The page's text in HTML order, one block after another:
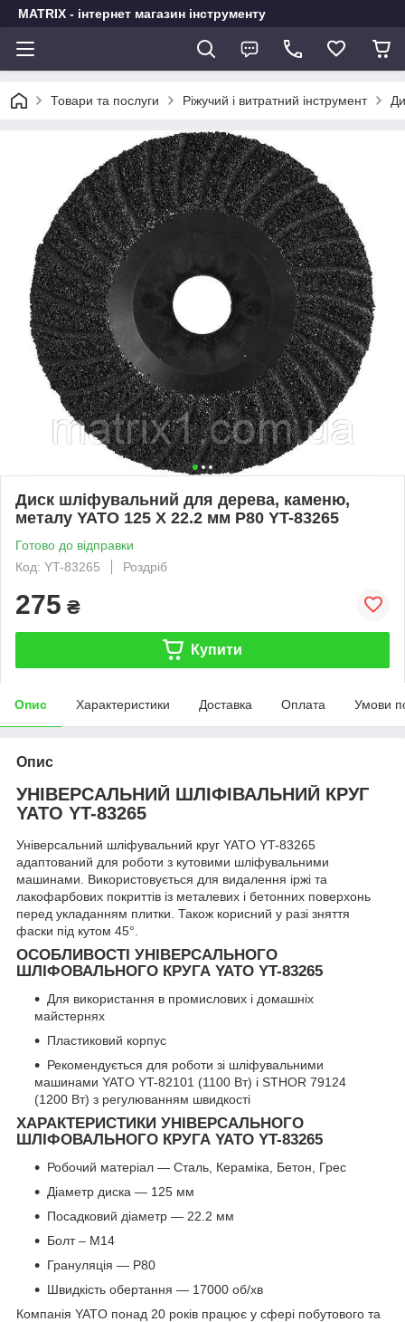
MATRIX - інтернет магазин інструменту
Товари та послуги Ріжучий і витратний інструмент
Диск шліфувальний для дерева, каменю,
металу YATO 125 X 22.2 мм Р80 YT-83265
Готово до відправки
Код: YT-83265
Роздріб
275 ₴
Купити
Опис Характеристики Доставка Оплата Умови
Опис
УНІВЕРСАЛЬНИЙ ШЛІФІВАЛЬНИЙ КРУГ
YATO YT-83265
Універсальний шліфувальний круг YATO YT-83265
адаптований для роботи з кутовими шліфувальними
машинами. Використовується для видалення іржі та
лакофарбових покриттів із металевих і бетонних поверхонь
перед укладанням плитки. Також корисний у разі зняття
фаски під кутом 45°.
ОСОБЛИВОСТІ УНІВЕРСАЛЬНОГО
ШЛІФОВАЛЬНОГО КРУГА YATO YT-83265
Для використання в промислових і домашніх
майстернях
Пластиковий корпус
Рекомендується для роботи зі шліфувальними
машинами YATO YT-82101 (1100 Вт) і STHOR 79124
(1200 Вт) з регулюванням швидкості
ХАРАКТЕРИСТИКИ УНІВЕРСАЛЬНОГО
ШЛІФОВАЛЬНОГО КРУГА YATO YT-83265
Робочий матеріал — Сталь, Кераміка, Бетон, Грес
Діаметр диска — 125 мм
Посадковий діаметр — 22.2 мм
Болт – M14
Грануляція — P80
Швидкість обертання — 17000 об/хв
Компанія YATO понад 20 років працює у сфері побутового та